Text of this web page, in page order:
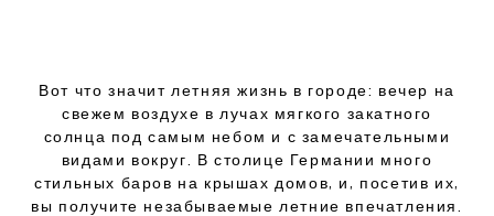
Вот что значит летняя жизнь в городе: вечер на
свежем воздухе в лучах мягкого закатного
солнца под самым небом и с замечательными
видами вокруг. В столице Германии много
стильных баров на крышах домов, и, посетив их,
вы получите незабываемые летние впечатления.